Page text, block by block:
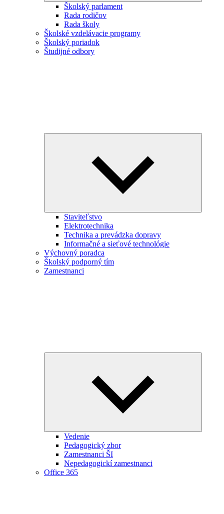
Školský parlament
Rada rodičov
Rada školy
Školské vzdelávacie programy
Školský poriadok
Študijné odbory
Staviteľstvo
Elektrotechnika
Technika a prevádzka dopravy
Informačné a sieťové technológie
Výchovný poradca
Školský podporný tím
Zamestnanci
Vedenie
Pedagogický zbor
Zamestnanci ŠI
Nepedagogickí zamestnanci
Office 365